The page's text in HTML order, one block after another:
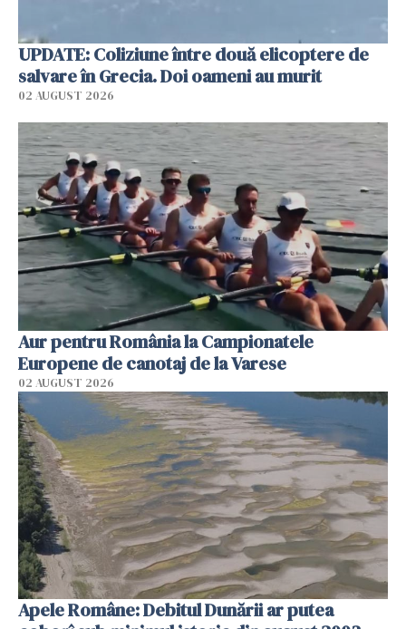
UPDATE: Coliziune între două elicoptere de
salvare în Grecia. Doi oameni au murit
02 AUGUST 2026
Aur pentru România la Campionatele
Europene de canotaj de la Varese
02 AUGUST 2026
Apele Române: Debitul Dunării ar putea